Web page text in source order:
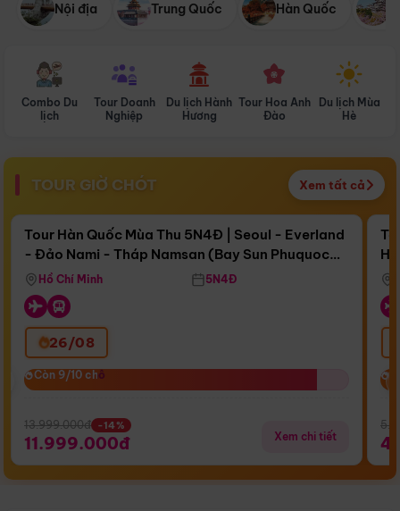
Nội địa Trung Quốc Hàn Quốc
Combo Du
lịch
Tour Doanh
Nghiệp
Du lịch Hành
Hương
Tour Hoa Anh
Đào
Du lịch Mùa
Hè
TOUR GIỜ CHÓT Xem tất cả
Còn16 ngày 06:39:18
Bay Sun Phuquoc Airways
Điểm nổi bật
Tour Hàn Quốc Mùa Thu 5N4Đ | Seoul - Everland
- Đảo Nami - Tháp Namsan (Bay Sun Phuquoc
Airways)
Hồ Chí Minh 5N4Đ
26/08
Còn 9/10 chỗ
Còn 9/10 chỗ
13.999.000đ -14%
11.999.000đ Xem chi tiết